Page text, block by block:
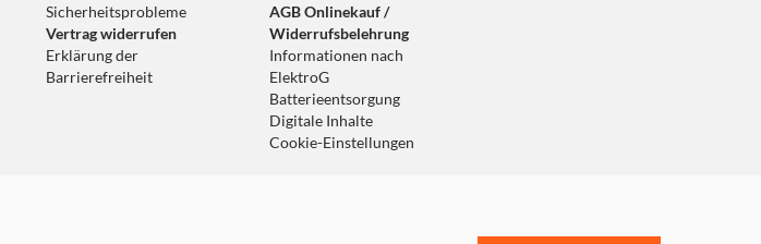
Sicherheitsprobleme
Vertrag widerrufen
Erklärung der
Barrierefreiheit
AGB Onlinekauf /
Widerrufsbelehrung
Informationen nach
ElektroG
Batterieentsorgung
Digitale Inhalte
Cookie-Einstellungen